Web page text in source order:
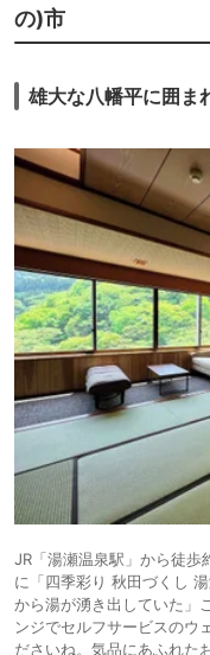
の)市
雄大な八幡平に囲ま
JR「湯瀬温泉駅」から徒
に「四季彩り 秋田づくし
から湯が湧き出していた」
ンジでセルフサービスのウ
ださいね。気品にあふれた